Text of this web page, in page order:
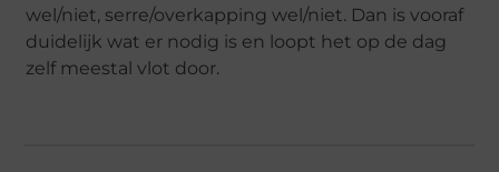
wel/niet, serre/overkapping wel/niet. Dan is vooraf
duidelijk wat er nodig is en loopt het op de dag
zelf meestal vlot door.